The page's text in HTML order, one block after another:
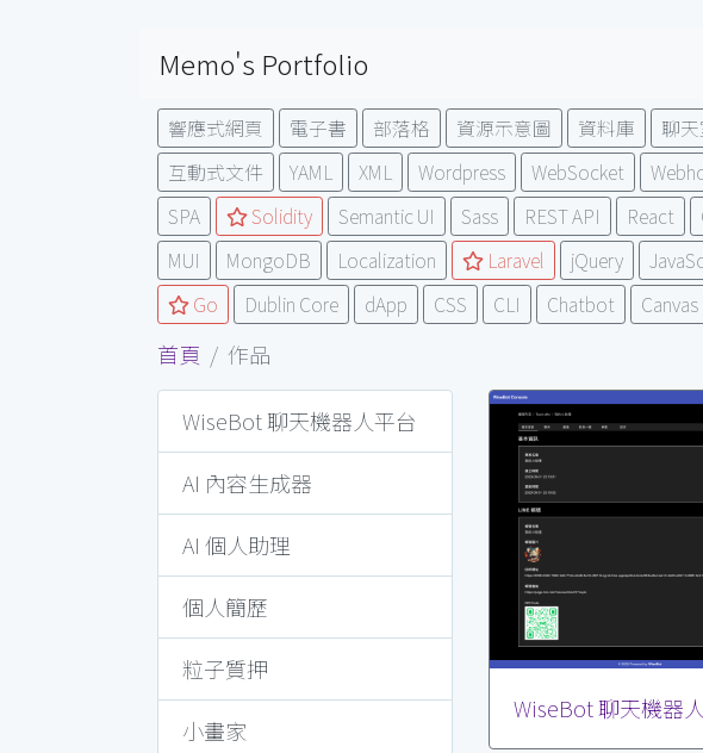
Memo's Portfolio
響應式網頁 電子書 部落格 資源示意圖 資料庫 聊
互動式文件
YAML XML Wordpress WebSocket
SPA
Solidity Semantic UI Sass REST API React
MUI
MongoDB Localization Laravel jQuery
Go
Dublin Core dApp CSS CLI Chatbot Canvas
首頁 作品
WiseBot 聊天機器
WiseBot 聊天機器人平台
AI 內容生成器
AI 個人助理
個人簡歷
粒子質押
小畫家